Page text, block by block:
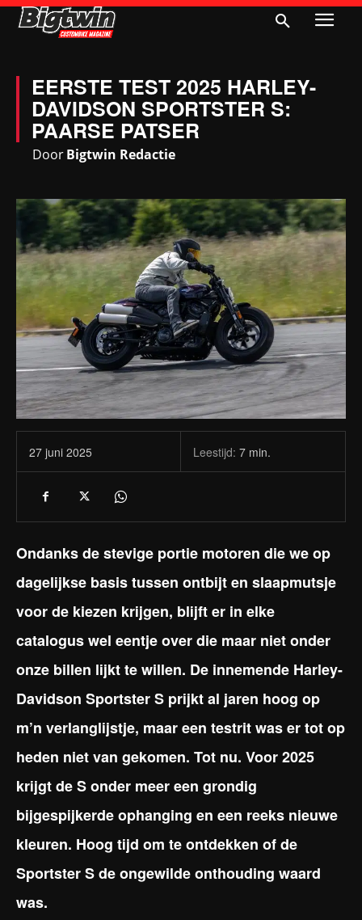
EERSTE TEST 2025 HARLEY-
DAVIDSON SPORTSTER S:
PAARSE PATSER
DoorBigtwin Redactie
27 juni 2025 Leestijd: 7 min.
Ondanks de stevige portie motoren die we op
dagelijkse basis tussen ontbijt en slaapmutsje
voor de kiezen krijgen, blijft er in elke
catalogus wel eentje over die maar niet onder
onze billen lijkt te willen. De innemende Harley-
Davidson Sportster S prijkt al jaren hoog op
m’n verlanglijstje, maar een testrit was er tot op
heden niet van gekomen. Tot nu. Voor 2025
krijgt de S onder meer een grondig
bijgespijkerde ophanging en een reeks nieuwe
kleuren. Hoog tijd om te ontdekken of de
Sportster S de ongewilde onthouding waard
was.